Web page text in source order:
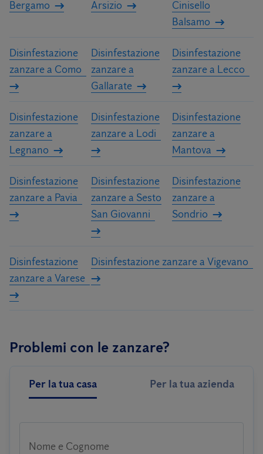
Bergamo
Arsizio
Cinisello
Balsamo
Disinfestazione
zanzare a Como
Disinfestazione
zanzare a
Gallarate
Disinfestazione
zanzare a Lecco
Disinfestazione
zanzare a
Legnano
Disinfestazione
zanzare a Lodi
Disinfestazione
zanzare a
Mantova
Disinfestazione
zanzare a Pavia
Disinfestazione
zanzare a Sesto
San Giovanni
Disinfestazione
zanzare a
Sondrio
Disinfestazione
zanzare a Varese
Disinfestazione zanzare a Vigevano
Problemi con le zanzare?
Per la tua casa Per la tua azienda
Nome e Cognome